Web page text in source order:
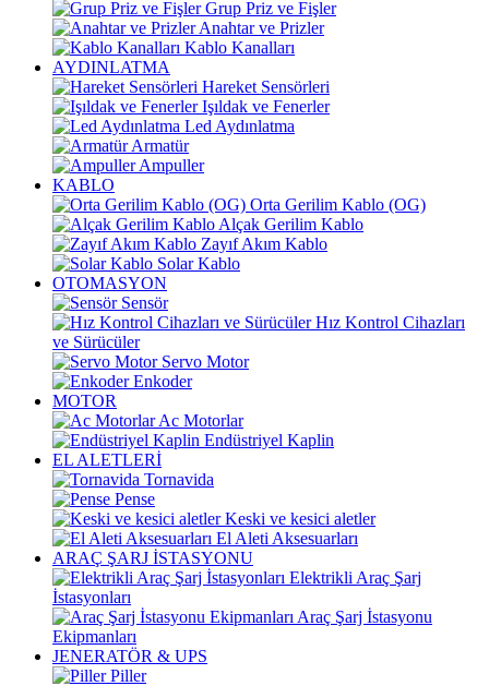
Grup Priz ve Fişler
Anahtar ve Prizler
Kablo Kanalları
AYDINLATMA
Hareket Sensörleri
Işıldak ve Fenerler
Led Aydınlatma
Armatür
Ampuller
KABLO
Orta Gerilim Kablo (OG)
Alçak Gerilim Kablo
Zayıf Akım Kablo
Solar Kablo
OTOMASYON
Sensör
Hız Kontrol Cihazları
ve Sürücüler
Servo Motor
Enkoder
MOTOR
Ac Motorlar
Endüstriyel Kaplin
EL ALETLERİ
Tornavida
Pense
Keski ve kesici aletler
El Aleti Aksesuarları
ARAÇ ŞARJ İSTASYONU
Elektrikli Araç Şarj
İstasyonları
Araç Şarj İstasyonu
Ekipmanları
JENERATÖR & UPS
Piller